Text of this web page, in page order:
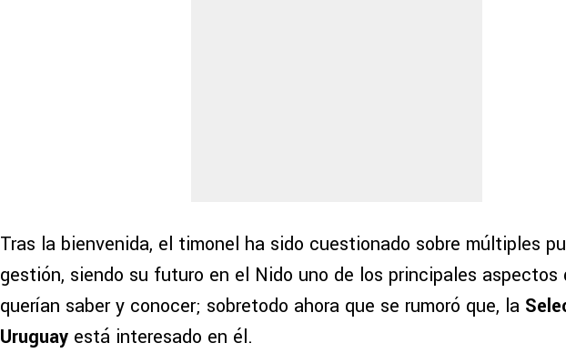
Tras la bienvenida, el timonel ha sido cuestionado sobre múltiples
gestión, siendo su futuro en el Nido uno de los principales aspectos
querían saber y conocer; sobretodo ahora que se rumoró que, la
Uruguay está interesado en él.